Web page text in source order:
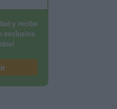
y recibe
exclusiva